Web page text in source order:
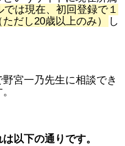
では現在、初回登録で１
だし20歳以上のみ）
し
宮一乃先生に相談でき
以下の通りです。